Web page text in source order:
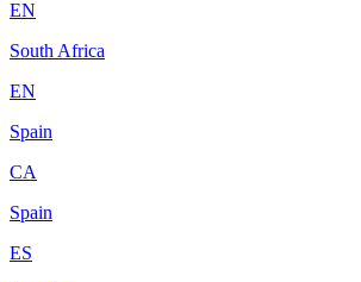
EN
South Africa
EN
Spain
CA
Spain
ES